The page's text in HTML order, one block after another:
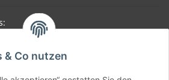
& Co nutzen
Worldwide. ( B2B Shop )